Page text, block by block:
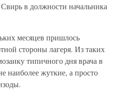
в должности начальника
месяцев пришлось
стороны лагеря. Из таких
типичного дня врача в
наиболее жуткие, а просто